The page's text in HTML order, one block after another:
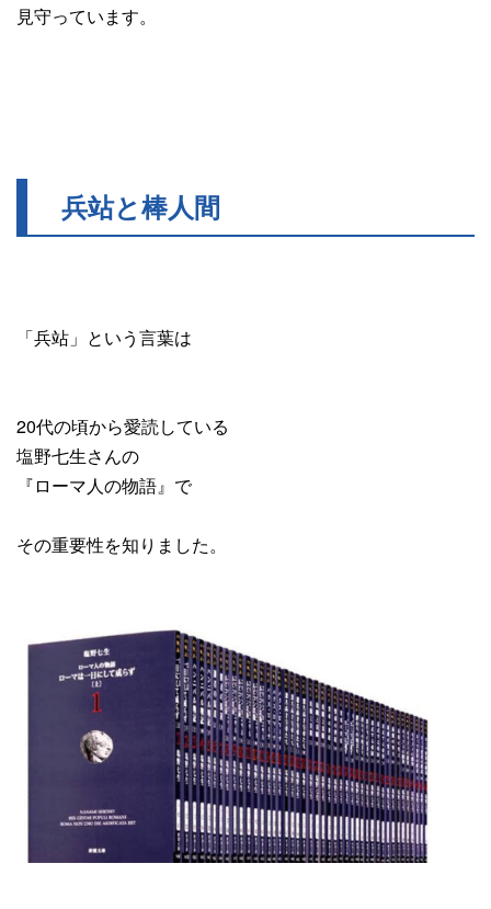
見守っています。
兵站と棒人間
「兵站」という言葉は
20代の頃から愛読している
塩野七生さんの
『ローマ人の物語』で
その重要性を知りました。